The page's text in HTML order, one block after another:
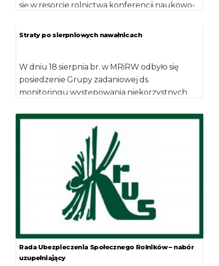
się w resorcie rolnictwa konferencji naukowo-
Straty po sierpniowych nawałnicach
W dniu 18 sierpnia br. w MRiRW odbyło się
posiedzenie Grupy zadaniowej ds.
monitoringu występowania niekorzystnych
[…]
Rada Ubezpieczenia Społecznego Rolników – nabór
uzupełniający